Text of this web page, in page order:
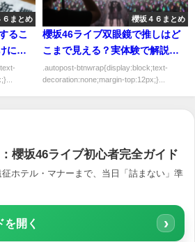
６まとめ
るこ
にわ
櫻坂４６まとめ
櫻坂46ライブ双眼鏡で推しはど
こまで見える？実体験で解説｜
失敗しない選び方を解説
.autopost-btnwrap{display:block;text-
decoration:none;margin-top:12px;}...
櫻坂46ライブ初心者完全ガイド
ホテル・マナーまで、当日「詰まない」準
を開く ›